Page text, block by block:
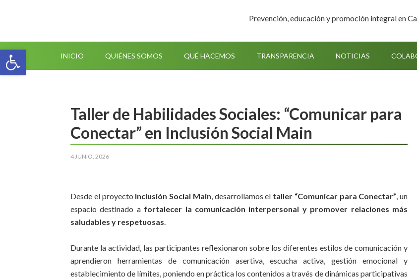
Prevención, educación y promoción integral en
INICIO QUIÉNES SOMOS QUÉ HACEMOS TRANSPARENCIA NOTICIAS
Taller de Habilidades Sociales: “Comunicar para
Conectar” en Inclusión Social Main
4 JUNIO, 2026
Desde el proyecto Inclusión Social Main, desarrollamos el taller “Comunicar para Conectar”, un
espacio destinado a fortalecer la comunicación interpersonal y promover relaciones más
saludables y respetuosas.
Durante la actividad, las participantes reflexionaron sobre los diferentes estilos de comunicación y
aprendieron herramientas de comunicación asertiva, escucha activa, gestión emocional y
establecimiento de límites, poniendo en práctica los contenidos a través de dinámicas participativas
Abrir barra de herramientas